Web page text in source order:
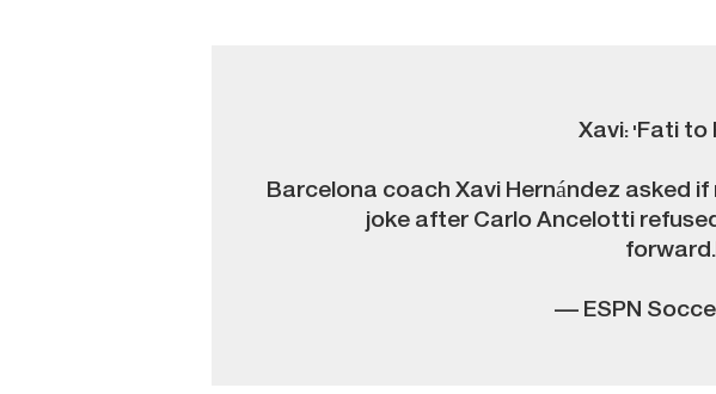
Xavi: 'Fati to
Barcelona coach Xavi Hernández asked
joke after Carlo Ancelotti
forward.
— ESPN